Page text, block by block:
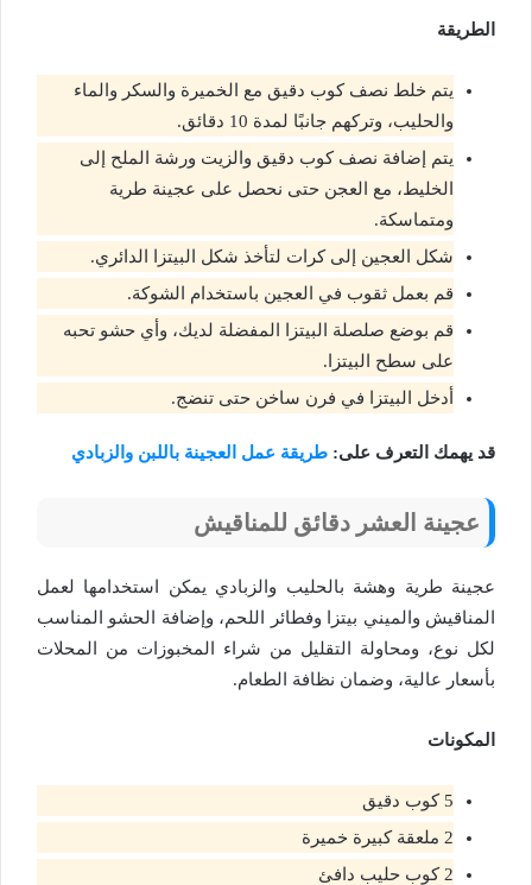
الطريقة
يتم خلط نصف كوب دقيق مع الخميرة والسكر والماء
والحليب، وتركهم جانبًا لمدة 10 دقائق.
يتم إضافة نصف كوب دقيق والزيت ورشة الملح إلى
الخليط، مع العجن حتى نحصل على عجينة طرية
ومتماسكة.
شكل العجين إلى كرات لتأخذ شكل البيتزا الدائري.
قم بعمل ثقوب في العجين باستخدام الشوكة.
قم بوضع صلصلة البيتزا المفضلة لديك، وأي حشو تحبه
على سطح البيتزا.
أدخل البيتزا في فرن ساخن حتى تنضج.
قد يهمك التعرف على: طريقة عمل العجينة باللبن والزبادي
عجينة العشر دقائق للمناقيش
عجينة طرية وهشة بالحليب والزبادي يمكن استخدامها لعمل
المناقيش والميني بيتزا وفطائر اللحم، وإضافة الحشو المناسب
لكل نوع، ومحاولة التقليل من شراء المخبوزات من المحلات
بأسعار عالية، وضمان نظافة الطعام.
المكونات
5 كوب دقيق
2 ملعقة كبيرة خميرة
2 كوب حليب دافئ